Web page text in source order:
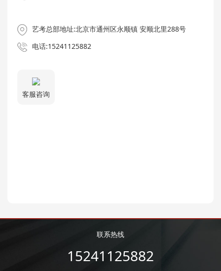
艺考总部地址:北京市通州区永顺镇 安顺北里288号
电话:15241125882
客服咨询
联系热线
15241125882